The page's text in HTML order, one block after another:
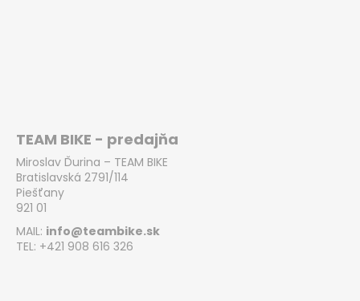
TEAM BIKE - predajňa
Miroslav Ďurina – TEAM BIKE
Bratislavská 2791/114
Piešťany
921 01
MAIL: info@teambike.sk
TEL: +421 908 616 326